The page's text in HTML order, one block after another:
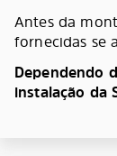
Antes da
fornecidas se
Dependendo
instalação da